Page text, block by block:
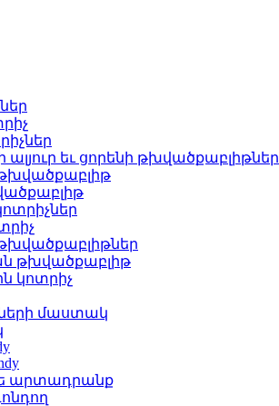
եւ ցորենի թխվածքաբլիթներ
կոտրիչներ
թխվածքաբլիթ
կոտրիչ
մաստակ
արտադրանք